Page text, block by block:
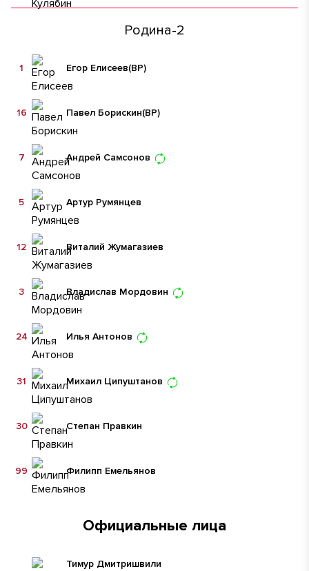
Родина-2
Егор Елисеев(ВР)
1
Павел Борискин(ВР)
16
Андрей Самсонов
7
Артур Румянцев
5
Виталий Жумагазиев
12
Владислав Мордовин
3
Илья Антонов
24
Михаил Ципуштанов
31
Степан Правкин
30
Филипп Емельянов
99
Официальные лица
Тимур Дмитришвили